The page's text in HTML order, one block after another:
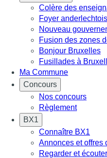
Colère des
Foyer anderlechtois
Nouveau
Fusion des zones
Bonjour Bruxelles
Fusillades à
Ma Commune
Concours
Nos concours
Règlement
BX1
Connaître BX1
Annonces et offres
Regarder et